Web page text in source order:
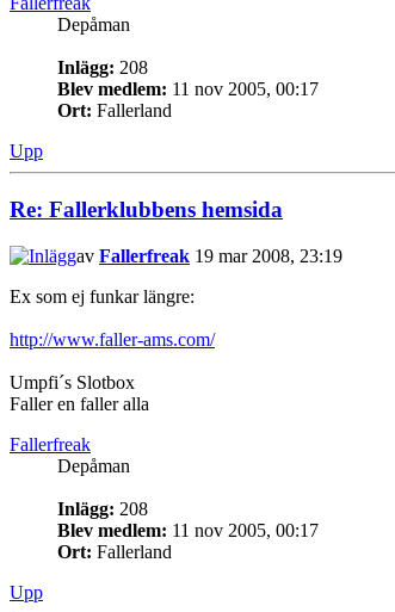
Depåman
Inlägg: 208
Blev medlem: 11 nov 2005, 00:17
Ort: Fallerland
Upp
Re: Fallerklubbens hemsida
av Fallerfreak 19 mar 2008, 23:19
Ex som ej funkar längre:
http://www.faller-ams.com/
Umpfi´s Slotbox
Faller en faller alla
Fallerfreak
Depåman
Inlägg: 208
Blev medlem: 11 nov 2005, 00:17
Ort: Fallerland
Upp